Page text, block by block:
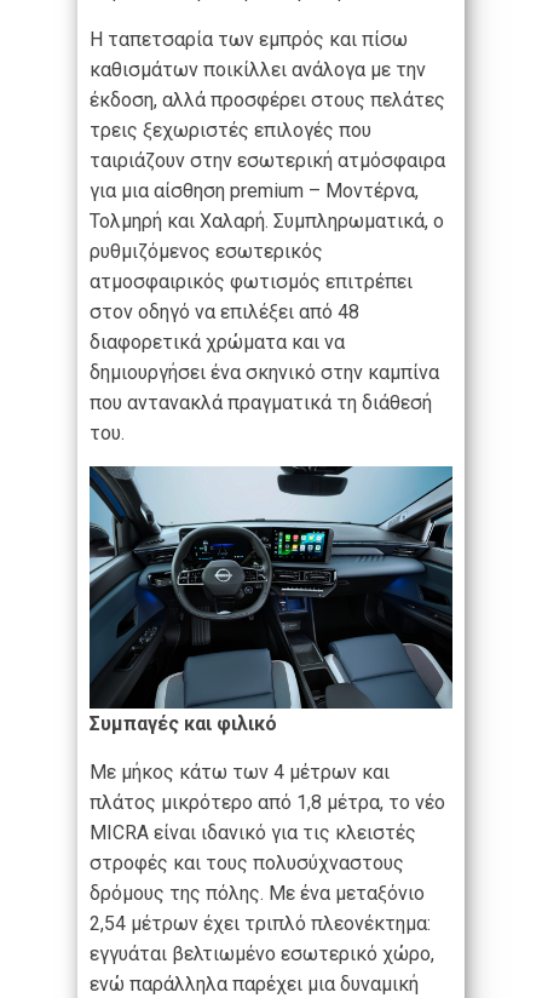
Η ταπετσαρία των εμπρός και πίσω
καθισμάτων ποικίλλει ανάλογα με την
έκδοση, αλλά προσφέρει στους πελάτες
τρεις ξεχωριστές επιλογές που
ταιριάζουν στην εσωτερική ατμόσφαιρα
για μια αίσθηση premium – Μοντέρνα,
Τολμηρή και Χαλαρή. Συμπληρωματικά, ο
ρυθμιζόμενος εσωτερικός
ατμοσφαιρικός φωτισμός επιτρέπει
στον οδηγό να επιλέξει από 48
διαφορετικά χρώματα και να
δημιουργήσει ένα σκηνικό στην καμπίνα
που αντανακλά πραγματικά τη διάθεσή
του.
Συμπαγές και φιλικό
Με μήκος κάτω των 4 μέτρων και
πλάτος μικρότερο από 1,8 μέτρα, το νέο
MICRA είναι ιδανικό για τις κλειστές
στροφές και τους πολυσύχναστους
δρόμους της πόλης. Με ένα μεταξόνιο
2,54 μέτρων έχει τριπλό πλεονέκτημα:
εγγυάται βελτιωμένο εσωτερικό χώρο,
ενώ παράλληλα παρέχει μια δυναμική